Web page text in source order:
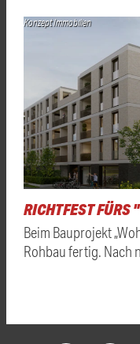
Konzept Immobilien
RICHTFEST FÜRS
Beim Bauprojekt
Rohbau fertig. Nach